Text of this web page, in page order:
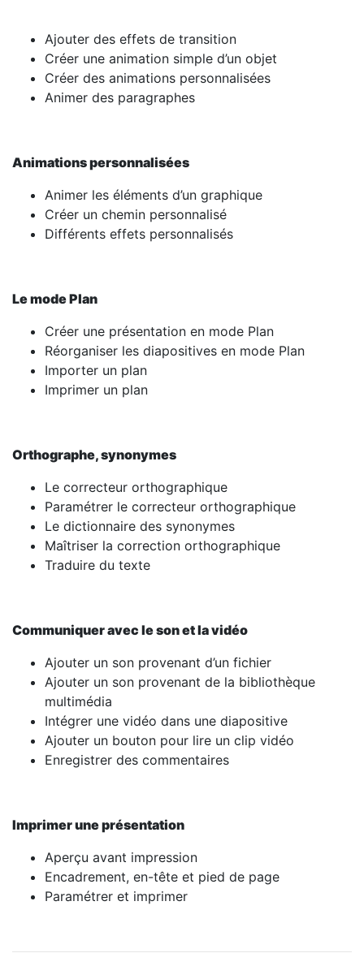
Ajouter des effets de transition
Créer une animation simple d’un objet
Créer des animations personnalisées
Animer des paragraphes
Animations personnalisées
Animer les éléments d’un graphique
Créer un chemin personnalisé
Différents effets personnalisés
Le mode Plan
Créer une présentation en mode Plan
Réorganiser les diapositives en mode Plan
Importer un plan
Imprimer un plan
Orthographe, synonymes
Le correcteur orthographique
Paramétrer le correcteur orthographique
Le dictionnaire des synonymes
Maîtriser la correction orthographique
Traduire du texte
Communiquer avec le son et la vidéo
Ajouter un son provenant d’un fichier
Ajouter un son provenant de la bibliothèque
multimédia
Intégrer une vidéo dans une diapositive
Ajouter un bouton pour lire un clip vidéo
Enregistrer des commentaires
Imprimer une présentation
Aperçu avant impression
Encadrement, en-tête et pied de page
Paramétrer et imprimer